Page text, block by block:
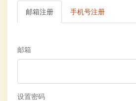
邮箱注册 手机号注册
邮箱
设置密码